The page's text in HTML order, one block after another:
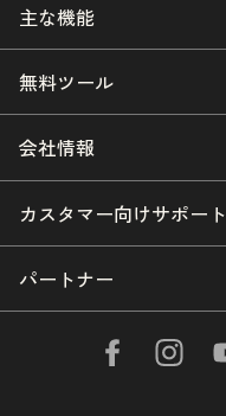
主な機能
無料ツール
会社情報
カスタマー向けサポート
パートナー